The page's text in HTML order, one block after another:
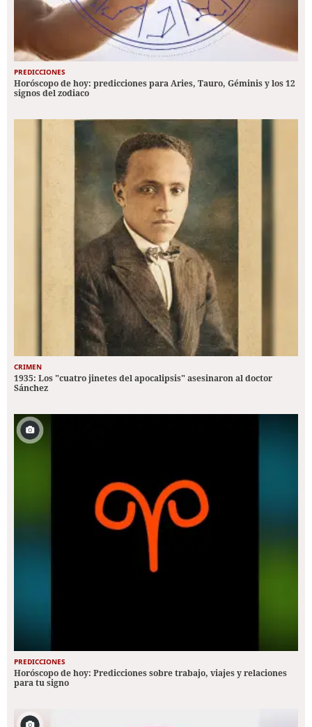
PREDICCIONES
Horóscopo de hoy: predicciones para Aries, Tauro, Géminis y los 12
signos del zodiaco
CRIMEN
1935: Los "cuatro jinetes del apocalipsis" asesinaron al doctor
Sánchez
PREDICCIONES
Horóscopo de hoy: Predicciones sobre trabajo, viajes y relaciones
para tu signo